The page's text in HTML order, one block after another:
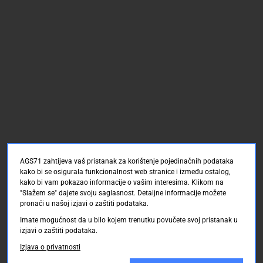
AGS71 zahtijeva vaš pristanak za korištenje pojedinačnih podataka
kako bi se osigurala funkcionalnost web stranice i između ostalog,
kako bi vam pokazao informacije o vašim interesima. Klikom na
"Slažem se" dajete svoju saglasnost. Detaljne informacije možete
pronaći u našoj izjavi o zaštiti podataka.
Imate mogućnost da u bilo kojem trenutku povučete svoj pristanak u
izjavi o zaštiti podataka.
Izjava o privatnosti